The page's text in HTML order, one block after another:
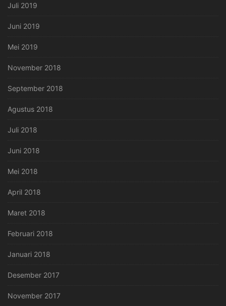
Juli 2019
Juni 2019
Mei 2019
November 2018
September 2018
Agustus 2018
Juli 2018
Juni 2018
Mei 2018
April 2018
Maret 2018
Februari 2018
Januari 2018
Desember 2017
November 2017